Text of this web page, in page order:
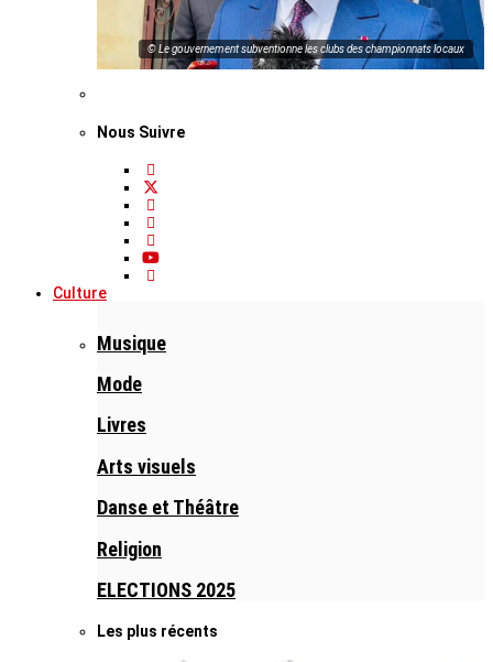
© Le gouvernement subventionne les clubs des championnats locaux
Nous Suivre
Culture
Musique
Mode
Livres
Arts visuels
Danse et Théâtre
Religion
ELECTIONS 2025
Les plus récents